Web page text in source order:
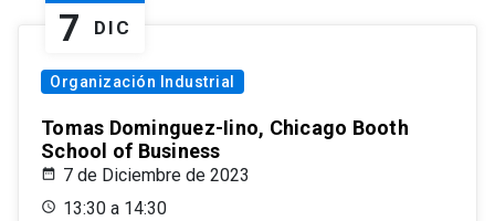
7 DIC
Organización Industrial
Tomas Dominguez-Iino, Chicago Booth
School of Business
7 de Diciembre de 2023
13:30 a 14:30